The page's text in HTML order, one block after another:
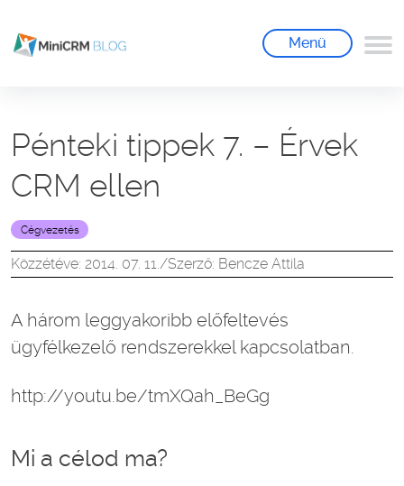
Menü
Pénteki tippek 7. – Érvek
CRM ellen
Cégvezetés
Közzétéve: 2014. 07. 11./Szerző: Bencze Attila
A három leggyakoribb előfeltevés
ügyfélkezelő rendszerekkel kapcsolatban.
http://youtu.be/tmXQah_BeGg
Mi a célod ma?